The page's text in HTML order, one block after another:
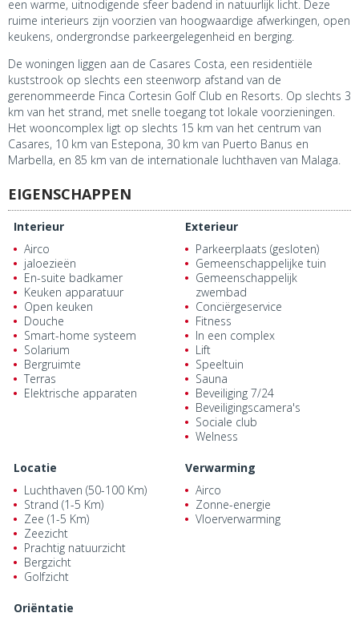
een warme, uitnodigende sfeer badend in natuurlijk licht. Deze
ruime interieurs zijn voorzien van hoogwaardige afwerkingen, open
keukens, ondergrondse parkeergelegenheid en berging.
De woningen liggen aan de Casares Costa, een residentiële
kuststrook op slechts een steenworp afstand van de
gerenommeerde Finca Cortesin Golf Club en Resorts. Op slechts 3
km van het strand, met snelle toegang tot lokale voorzieningen.
Het wooncomplex ligt op slechts 15 km van het centrum van
Casares, 10 km van Estepona, 30 km van Puerto Banus en
Marbella, en 85 km van de internationale luchthaven van Malaga.
EIGENSCHAPPEN
Interieur
Airco
jaloezieën
En-suite badkamer
Keuken apparatuur
Open keuken
Douche
Smart-home systeem
Solarium
Bergruimte
Terras
Elektrische apparaten
Exterieur
Parkeerplaats (gesloten)
Gemeenschappelijke tuin
Gemeenschappelijk
zwembad
Conciërgeservice
Fitness
In een complex
Lift
Speeltuin
Sauna
Beveiliging 7/24
Beveiligingscamera's
Sociale club
Welness
Locatie
Luchthaven (50-100 Km)
Strand (1-5 Km)
Zee (1-5 Km)
Zeezicht
Prachtig natuurzicht
Bergzicht
Golfzicht
Verwarming
Airco
Zonne-energie
Vloerverwarming
Oriëntatie